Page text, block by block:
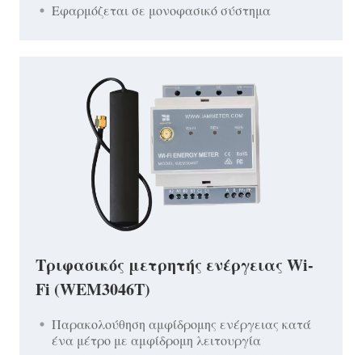
Εφαρμόζεται σε μονοφασικό σύστημα
Τριφασικός μετρητής ενέργειας Wi-
Fi (WEM3046T)
Παρακολούθηση αμφίδρομης ενέργειας κατά
ένα μέτρο με αμφίδρομη λειτουργία